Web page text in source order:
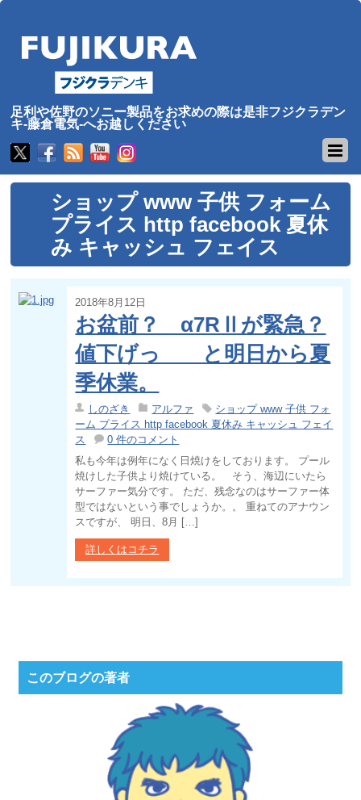
足利や佐野のソニー製品をお求めの際は是非フジクラデン
キ-藤倉電気-へお越しください
ショップ www 子供 フォーム
プライス http facebook 夏休
み キャッシュ フェイス
2018年8月12日
お盆前？ α7RⅡが緊急？
値下げっ と明日から夏
季休業。
しのざき アルファ
ショップ www 子供 フォ
ーム プライス http facebook 夏休み キャッシュ フェイ
ス
0 件のコメント
私も今年は例年になく日焼けをしております。 プール
焼けした子供より焼けている。 そう、海辺にいたら
サーファー気分です。 ただ、残念なのはサーファー体
型ではないという事でしょうか。。 重ねてのアナウン
スですが、 明日、8月 […]
詳しくはコチラ
このブログの著者